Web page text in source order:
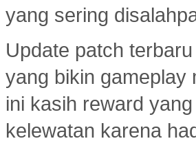
yang sering
Update patch
yang bikin
ini kasih reward
kelewatan karena